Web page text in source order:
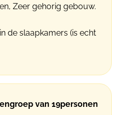
Zeer gehorig gebouw.
de slaapkamers (is echt
van 19personen